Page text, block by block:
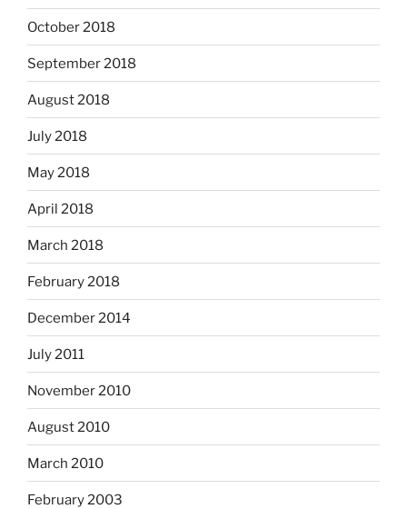
October 2018
September 2018
August 2018
July 2018
May 2018
April 2018
March 2018
February 2018
December 2014
July 2011
November 2010
August 2010
March 2010
February 2003